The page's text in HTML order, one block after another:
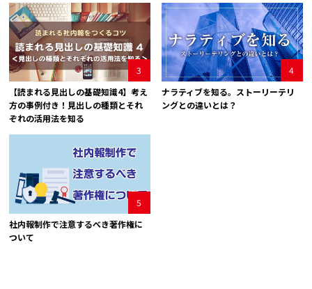
3
【読まれる見出しの基礎知識4】考え
方の事例付き！見出しの種類とそれ
ぞれの活用法を知る
4
ナラティブを知る。ストーリーテリ
ングとの違いとは？
5
社内報制作で注意するべき著作権に
ついて